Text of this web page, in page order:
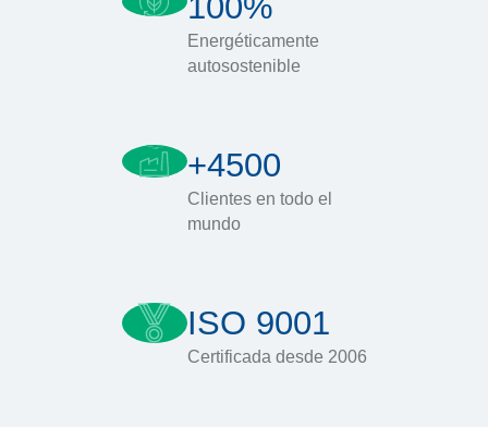
Energéticamente
autosostenible
+4500
Clientes en todo el
mundo
ISO 9001
Certificada desde 2006